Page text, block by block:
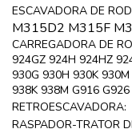
ESCAVADORA DE
M315D2 M315F
CARREGADORA DE
924GZ 924H 924HZ
930G 930H 930K
938K 938M G916
RETROESCAVADORA:
RASPADOR-TRATOR